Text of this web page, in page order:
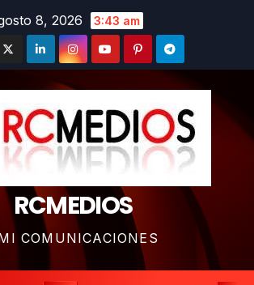
8, 2026 3:43 am
RCMEDIOS
COMUNICACIONES